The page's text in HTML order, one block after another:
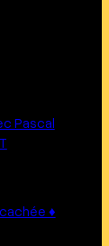
Pascal
♦︎